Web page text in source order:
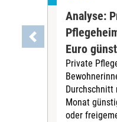
Analyse:
Euro
Private
Durchschnitt
Monat
oder